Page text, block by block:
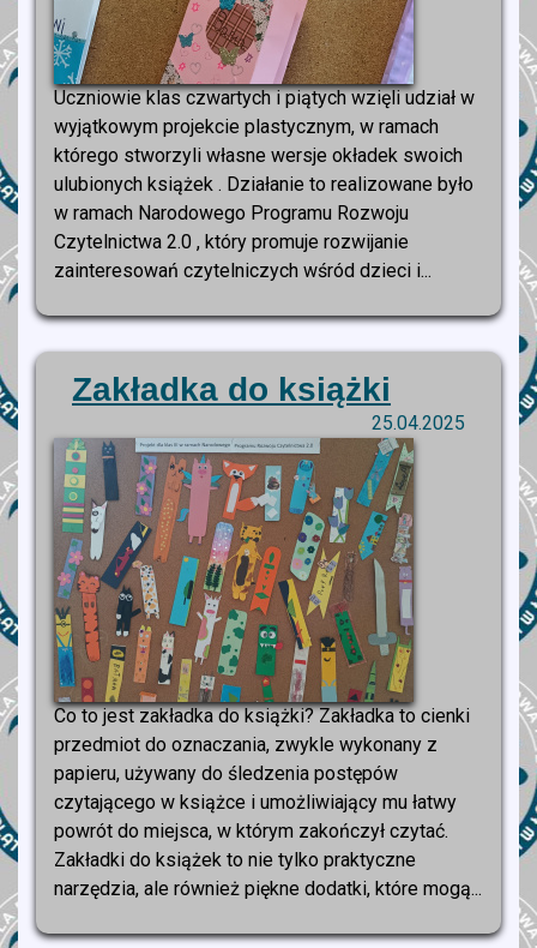
Uczniowie klas czwartych i piątych wzięli udział w
wyjątkowym projekcie plastycznym, w ramach
którego stworzyli własne wersje okładek swoich
ulubionych książek . Działanie to realizowane było
w ramach Narodowego Programu Rozwoju
Czytelnictwa 2.0 , który promuje rozwijanie
zainteresowań czytelniczych wśród dzieci i...
Zakładka do książki
25.04.2025
Co to jest zakładka do książki? Zakładka to cienki
przedmiot do oznaczania, zwykle wykonany z
papieru, używany do śledzenia postępów
czytającego w książce i umożliwiający mu łatwy
powrót do miejsca, w którym zakończył czytać.
Zakładki do książek to nie tylko praktyczne
narzędzia, ale również piękne dodatki, które mogą...